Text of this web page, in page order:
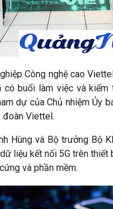
Công nghệ cao
có buổi làm việc và
dự của Chủ nhiệm Ủy
đoàn Viettel.
Hùng và Bộ trưởng Bộ
liệu kết nối 5G trên
và phần mềm.